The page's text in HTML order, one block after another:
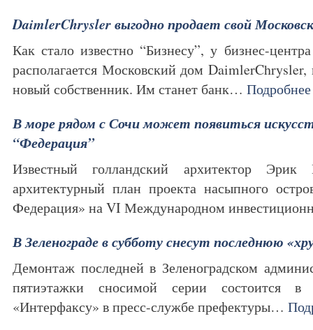
DaimlerChrysler выгодно продает свой
Как стало известно “Бизнесу”, у бизнес-
располагается Московский дом
новый собственник. Им станет банк… Подробнее
В море рядом с Сочи может появиться
“Федерация”
Известный голландский архитектор Эрик
архитектурный план проекта насыпного
Федерация» на VI Международном
В Зеленограде в субботу снесут последнюю
Демонтаж последней в Зеленоградском
пятиэтажки сносимой серии состоится
«Интерфаксу» в пресс-службе префектуры…